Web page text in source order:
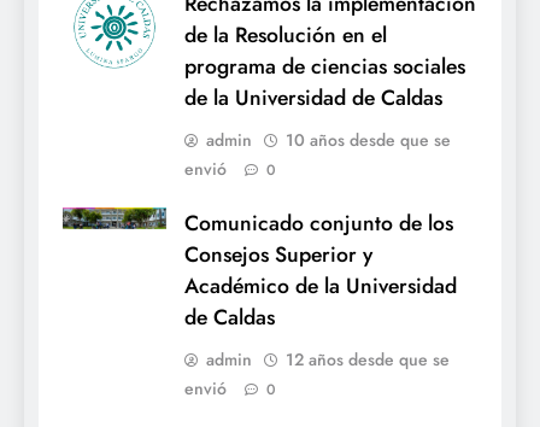
de la Resolución en el
programa de ciencias sociales
de la Universidad de Caldas
admin
10 años desde que se
envió
0
Comunicado conjunto de los
Consejos Superior y
Académico de la Universidad
de Caldas
admin
12 años desde que se
envió
0